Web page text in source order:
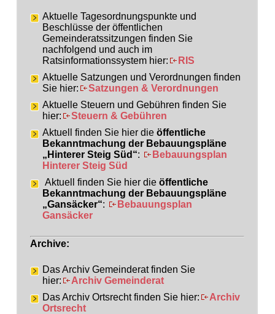
Aktuelle Tagesordnungspunkte und
Beschlüsse der öffentlichen
Gemeinderatssitzungen finden Sie
nachfolgend und auch im
Ratsinformationssystem hier:
RIS
Aktuelle Satzungen und Verordnungen finden
Sie hier:
Satzungen & Verordnungen
Aktuelle Steuern und Gebühren finden Sie
hier:
Steuern & Gebühren
Aktuell finden Sie hier die öffentliche
Bekanntmachung der Bebauungspläne
„Hinterer Steig Süd“:
Bebauungsplan
Hinterer Steig Süd
Aktuell finden Sie hier die öffentliche
Bekanntmachung der Bebauungspläne
„Gansäcker“:
Bebauungsplan
Gansäcker
Archive:
Das Archiv Gemeinderat finden Sie
hier:
Archiv Gemeinderat
Das Archiv Ortsrecht finden Sie hier:
Archiv
Ortsrecht